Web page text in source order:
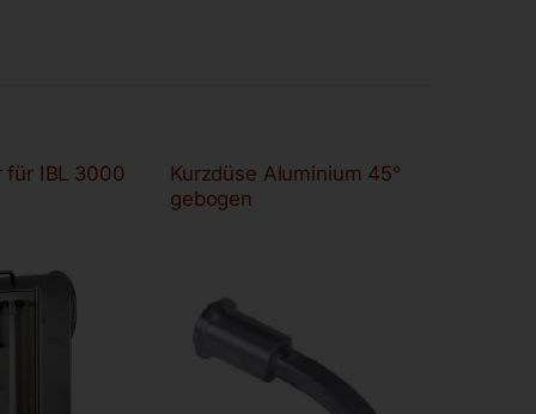
für IBL 3000
Kurzdüse Aluminium 45°
gebogen